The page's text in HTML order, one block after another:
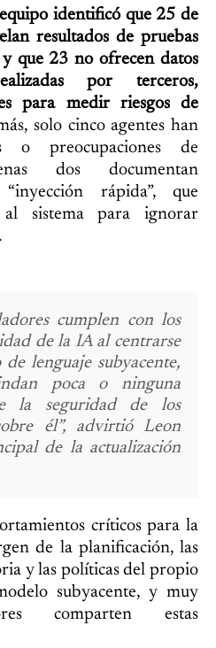
identificó que 25 de
resultados de pruebas
que 23 no ofrecen datos
por terceros,
para medir riesgos de
solo cinco agentes han
o preocupaciones de
dos documentan
rápida”, que
sistema para ignorar
cumplen con los
de la IA al centrarse
lenguaje subyacente,
poca o ninguna
la seguridad de los
él”, advirtió Leon
de la actualización
críticos para la
de la planificación, las
y las políticas del propio
subyacente, y muy
comparten estas